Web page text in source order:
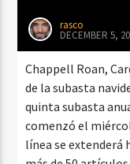
rasco
DECEMBER 5,
Chappell Roan,
de la subasta
quinta subasta
comenzó el
línea se extenderá